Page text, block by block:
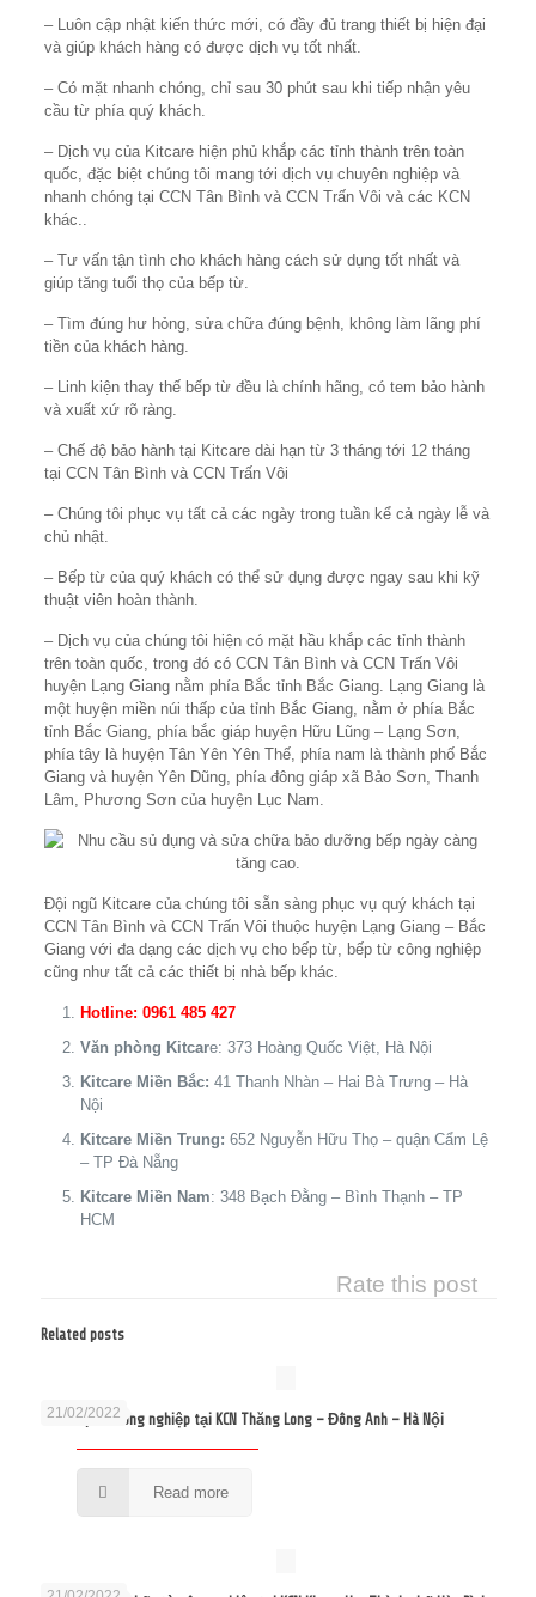
– Luôn cập nhật kiến thức mới, có đầy đủ trang thiết bị hiện đại
và giúp khách hàng có được dịch vụ tốt nhất.
– Có mặt nhanh chóng, chỉ sau 30 phút sau khi tiếp nhận yêu
cầu từ phía quý khách.
– Dịch vụ của Kitcare hiện phủ khắp các tỉnh thành trên toàn
quốc, đặc biệt chúng tôi mang tới dịch vụ chuyên nghiệp và
nhanh chóng tại CCN Tân Bình và CCN Trấn Vôi và các KCN
khác..
– Tư vấn tận tình cho khách hàng cách sử dụng tốt nhất và
giúp tăng tuổi thọ của bếp từ.
– Tìm đúng hư hỏng, sửa chữa đúng bệnh, không làm lãng phí
tiền của khách hàng.
– Linh kiện thay thế bếp từ đều là chính hãng, có tem bảo hành
và xuất xứ rõ ràng.
– Chế độ bảo hành tại Kitcare dài hạn từ 3 tháng tới 12 tháng
tại CCN Tân Bình và CCN Trấn Vôi
– Chúng tôi phục vụ tất cả các ngày trong tuần kể cả ngày lễ và
chủ nhật.
– Bếp từ của quý khách có thể sử dụng được ngay sau khi kỹ
thuật viên hoàn thành.
– Dịch vụ của chúng tôi hiện có mặt hầu khắp các tỉnh thành
trên toàn quốc, trong đó có CCN Tân Bình và CCN Trấn Vôi
huyện Lạng Giang nằm phía Bắc tỉnh Bắc Giang. Lạng Giang là
một huyện miền núi thấp của tỉnh Bắc Giang, nằm ở phía Bắc
tỉnh Bắc Giang, phía bắc giáp huyện Hữu Lũng – Lạng Sơn,
phía tây là huyện Tân Yên Yên Thế, phía nam là thành phố Bắc
Giang và huyện Yên Dũng, phía đông giáp xã Bảo Sơn, Thanh
Lâm, Phương Sơn của huyện Lục Nam.
Đội ngũ Kitcare của chúng tôi sẵn sàng phục vụ quý khách tại
CCN Tân Bình và CCN Trấn Vôi thuộc huyện Lạng Giang – Bắc
Giang với đa dạng các dịch vụ cho bếp từ, bếp từ công nghiệp
cũng như tất cả các thiết bị nhà bếp khác.
Hotline: 0961 485 427
Văn phòng Kitcare: 373 Hoàng Quốc Việt, Hà Nội
Kitcare Miền Bắc: 41 Thanh Nhàn – Hai Bà Trưng – Hà
Nội
Kitcare Miền Trung: 652 Nguyễn Hữu Thọ – quận Cẩm Lệ
– TP Đà Nẵng
Kitcare Miền Nam: 348 Bạch Đằng – Bình Thạnh – TP
HCM
Rate this post
Related posts
21/02/2022
Sửa bếp từ công nghiệp tại KCN Thăng Long – Đông Anh – Hà Nội
Read more